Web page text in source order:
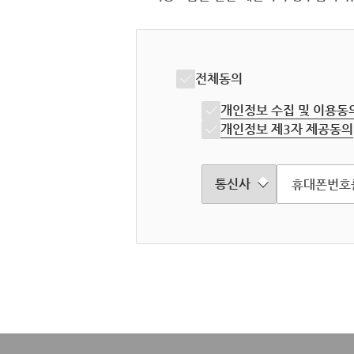
전체동의
개인정보 수집 및 이용동
개인정보 제3자 제공동의